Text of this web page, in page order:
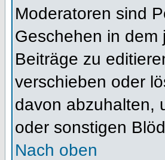
Moderatoren sind
Geschehen in dem
Beiträge zu
verschieben oder
davon abzuhalten,
oder sonstigen
Nach oben